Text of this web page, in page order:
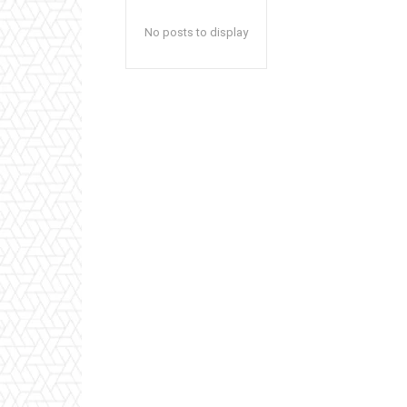
No posts to display